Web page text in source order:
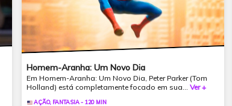
Homem-Aranha: Um Novo Dia
Em Homem-Aranha: Um Novo Dia, Peter Parker (Tom
Holland) está completamente focado em sua... Ver +
AÇÃO, FANTASIA - 120 MIN